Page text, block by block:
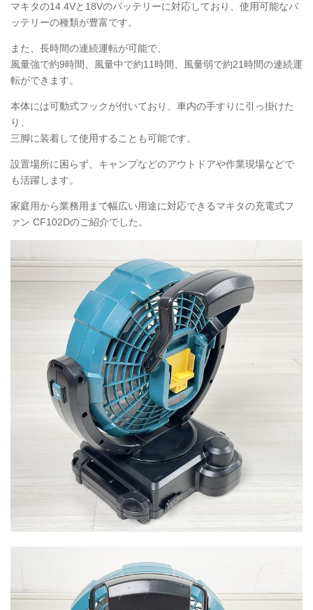
マキタの14.4Vと18Vのバッテリーに対応しており、使用可能なバ
ッテリーの種類が豊富です。
また、長時間の連続運転が可能で、
風量強で約9時間、風量中で約11時間、風量弱で約21時間の連続運
転ができます。
本体には可動式フックが付いており、車内の手すりに引っ掛けた
り、
三脚に装着して使用することも可能です。
設置場所に困らず、キャンプなどのアウトドアや作業現場などで
も活躍します。
家庭用から業務用まで幅広い用途に対応できるマキタの充電式フ
ァン CF102Dのご紹介でした。